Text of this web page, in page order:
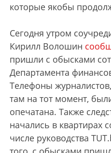
которые якобы
Сегодня утром
Кирилл Волошин
пришли с обысками
Департамента
Телефоны
там на тот момент,
опечатана. Также
начались в квартирах
числе руководства